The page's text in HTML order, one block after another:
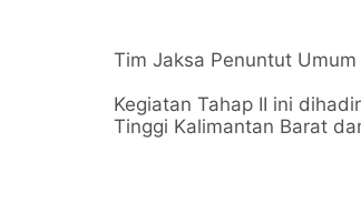
Tim Jaksa Penuntut
Kegiatan Tahap II ini
Tinggi Kalimantan Barat